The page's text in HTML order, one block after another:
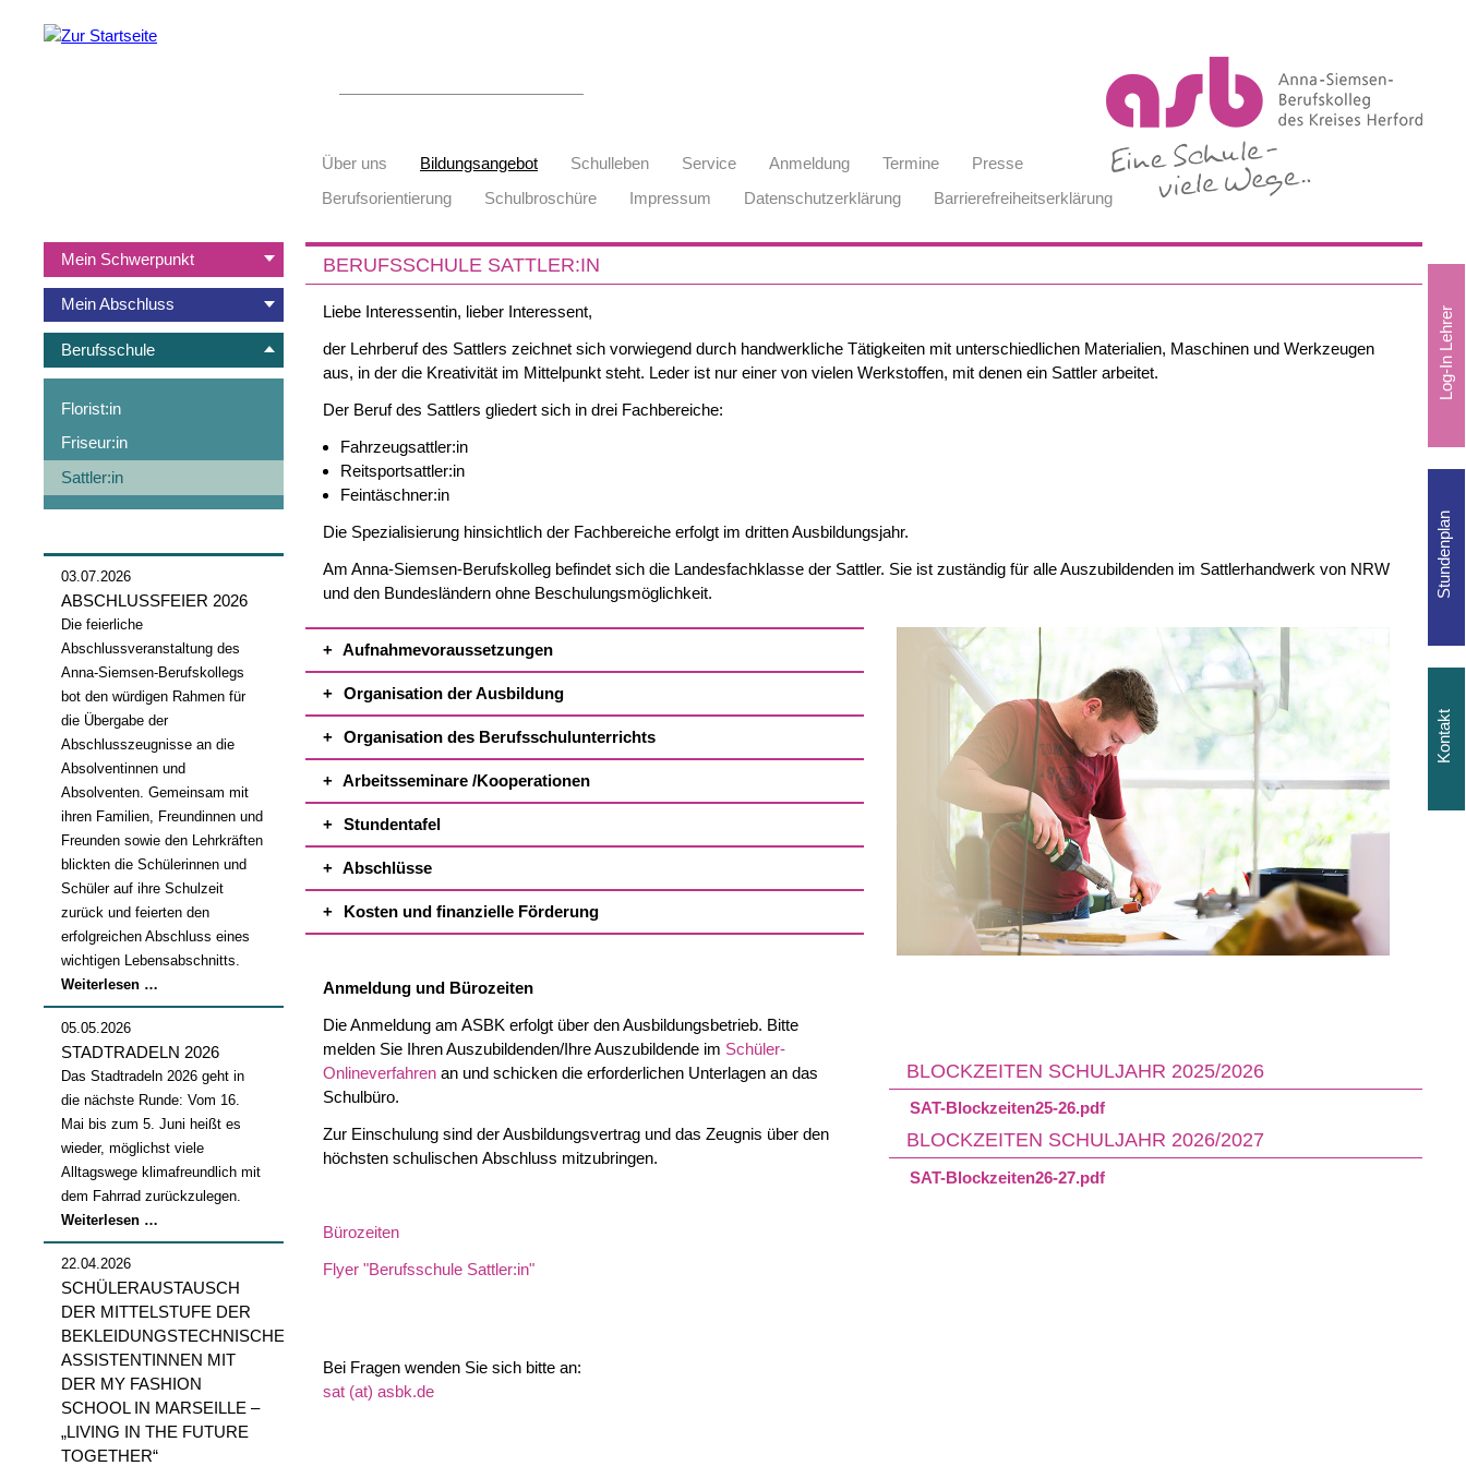
Navigation
Über uns Bildungsangebot Schulleben Service Anmeldung Termine
Presse
Berufsorientierung
Schulbroschüre Impressum Datenschutzerklärung Barrierefreiheitserklärung
BERUFSSCHULE SATTLER:IN
Liebe Interessentin, lieber Interessent,
der Lehrberuf des Sattlers zeichnet sich vorwiegend durch handwerkliche Tätigkeiten mit unterschiedlichen Materialien, Maschinen und Werkzeugen
aus, in der die Kreativität im Mittelpunkt steht. Leder ist nur einer von vielen Werkstoffen, mit denen ein Sattler arbeitet.
Der Beruf des Sattlers gliedert sich in drei Fachbereiche:
Fahrzeugsattler:in
Reitsportsattler:in
Feintäschner:in
Die Spezialisierung hinsichtlich der Fachbereiche erfolgt im dritten Ausbildungsjahr.
Am Anna-Siemsen-Berufskolleg befindet sich die Landesfachklasse der Sattler. Sie ist zuständig für alle Auszubildenden im Sattlerhandwerk von NRW
und den Bundesländern ohne Beschulungsmöglichkeit.
Aufnahmevoraussetzungen
Organisation der Ausbildung
Organisation des Berufsschulunterrichts
Arbeitsseminare /Kooperationen
Stundentafel
Abschlüsse
Kosten und finanzielle Förderung
Anmeldung und Bürozeiten
Die Anmeldung am ASBK erfolgt über den Ausbildungsbetrieb. Bitte
melden Sie Ihren Auszubildenden/Ihre Auszubildende im Schüler-
Onlineverfahren an und schicken die erforderlichen Unterlagen an das
Schulbüro.
Zur Einschulung sind der Ausbildungsvertrag und das Zeugnis über den
höchsten schulischen Abschluss mitzubringen.
Bürozeiten
Flyer "Berufsschule Sattler:in"
Bei Fragen wenden Sie sich bitte an:
sat (at) asbk.de
BLOCKZEITEN SCHULJAHR 2025/2026
SAT-Blockzeiten25-26.pdf
BLOCKZEITEN SCHULJAHR 2026/2027
SAT-Blockzeiten26-27.pdf
Navigation
überspringen
Mein Schwerpunkt
Mein Abschluss
Berufsschule
Florist:in
Friseur:in
Sattler:in
03.07.2026
ABSCHLUSSFEIER 2026
Die feierliche
Abschlussveranstaltung des
Anna-Siemsen-Berufskollegs
bot den würdigen Rahmen für
die Übergabe der
Abschlusszeugnisse an die
Absolventinnen und
Absolventen. Gemeinsam mit
ihren Familien, Freundinnen und
Freunden sowie den Lehrkräften
blickten die Schülerinnen und
Schüler auf ihre Schulzeit
zurück und feierten den
erfolgreichen Abschluss eines
wichtigen Lebensabschnitts.
Weiterlesen …
2026
05.05.2026
STADTRADELN 2026
Das Stadtradeln 2026 geht in
die nächste Runde: Vom 16.
Mai bis zum 5. Juni heißt es
wieder, möglichst viele
Alltagswege klimafreundlich mit
dem Fahrrad zurückzulegen.
Weiterlesen …
2026
22.04.2026
SCHÜLERAUSTAUSCH
DER MITTELSTUFE DER
BEKLEIDUNGSTECHNISCHEN
ASSISTENTINNEN MIT
DER MY FASHION
SCHOOL IN MARSEILLE –
„LIVING IN THE FUTURE
TOGETHER“